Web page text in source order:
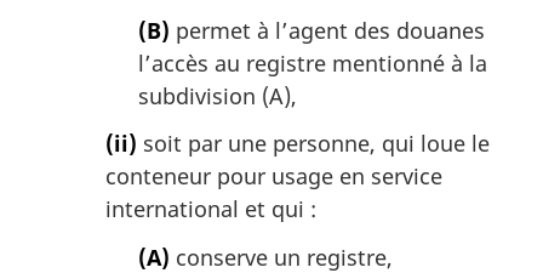
(B) permet à l’agent des douanes
l’accès au registre mentionné à la
subdivision (A),
(ii) soit par une personne, qui loue le
conteneur pour usage en service
international et qui :
(A) conserve un registre,